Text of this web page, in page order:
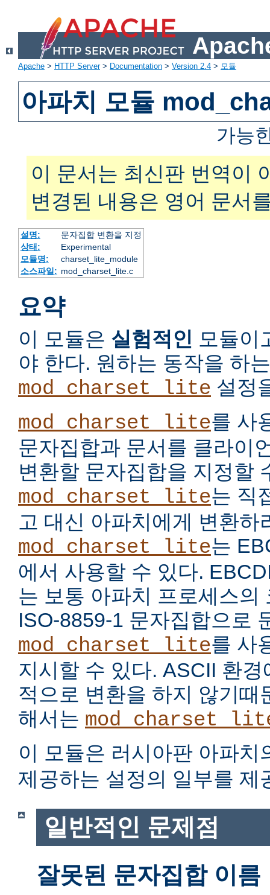
Apache > HTTP Server> Documentation > Version 2.4 > 모듈
아파치 모듈
가능
이 문서는 최신판 번역이
변경된 내용은 영어 문서
설명:
문자집합 변환을 지정
상태:
Experimental
모듈명:
charset_lite_module
소스파일: mod_charset_lite.c
요약
이 모듈은 실험적인 모듈이
야 한다. 원하는 동작을 하
mod_charset_lite 설정
mod_charset_lite를 사
문자집합과 문서를 클라이
변환할 문자집합을 지정할
mod_charset_lite는 직
고 대신 아파치에게 변환하
mod_charset_lite는
에서 사용할 수 있다.
는 보통 아파치 프로세스의
ISO-8859-1 문자집합으로
mod_charset_lite를 사
지시할 수 있다. ASCII 환
적으로 변환을 하지 않기때
해서는
이 모듈은 러시아판 아파치
제공하는 설정의 일부를 제
일반적인 문제점
잘못된 문자집합 이름